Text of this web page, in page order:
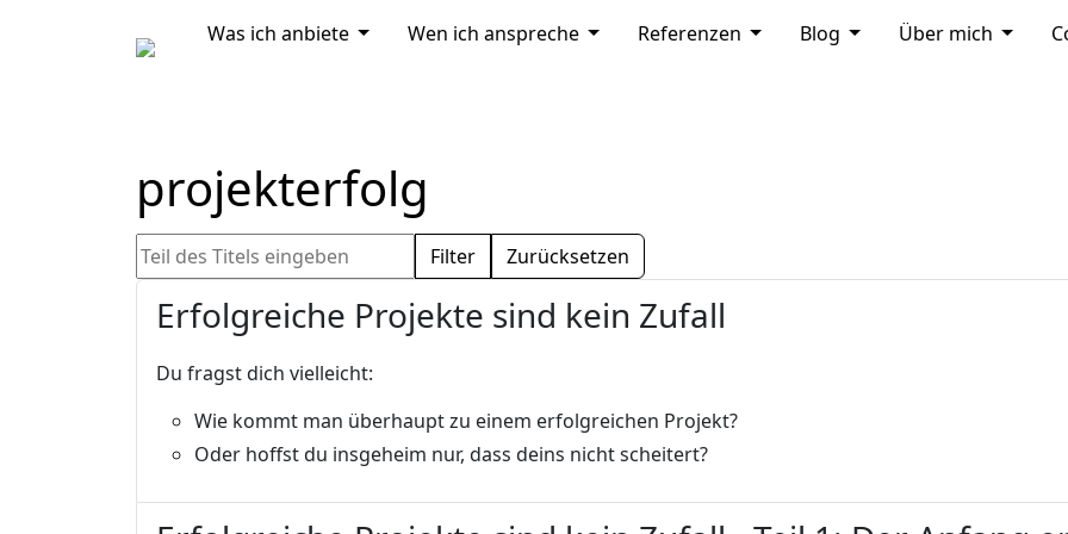
Home
Was ich anbiete MOD_MENU_DROPDOWN
Wen ich anspreche MOD_MENU_DROPDOWN
Referenzen MOD_MENU_DROPDOWN
Blog Über mich
projekterfolg
Teil des Titels eingeben Filter Zurücksetzen
Erfolgreiche Projekte sind kein Zufall
Du fragst dich vielleicht:
Wie kommt man überhaupt zu einem erfolgreichen Projekt?
Oder hoffst du insgeheim nur, dass deins nicht scheitert?